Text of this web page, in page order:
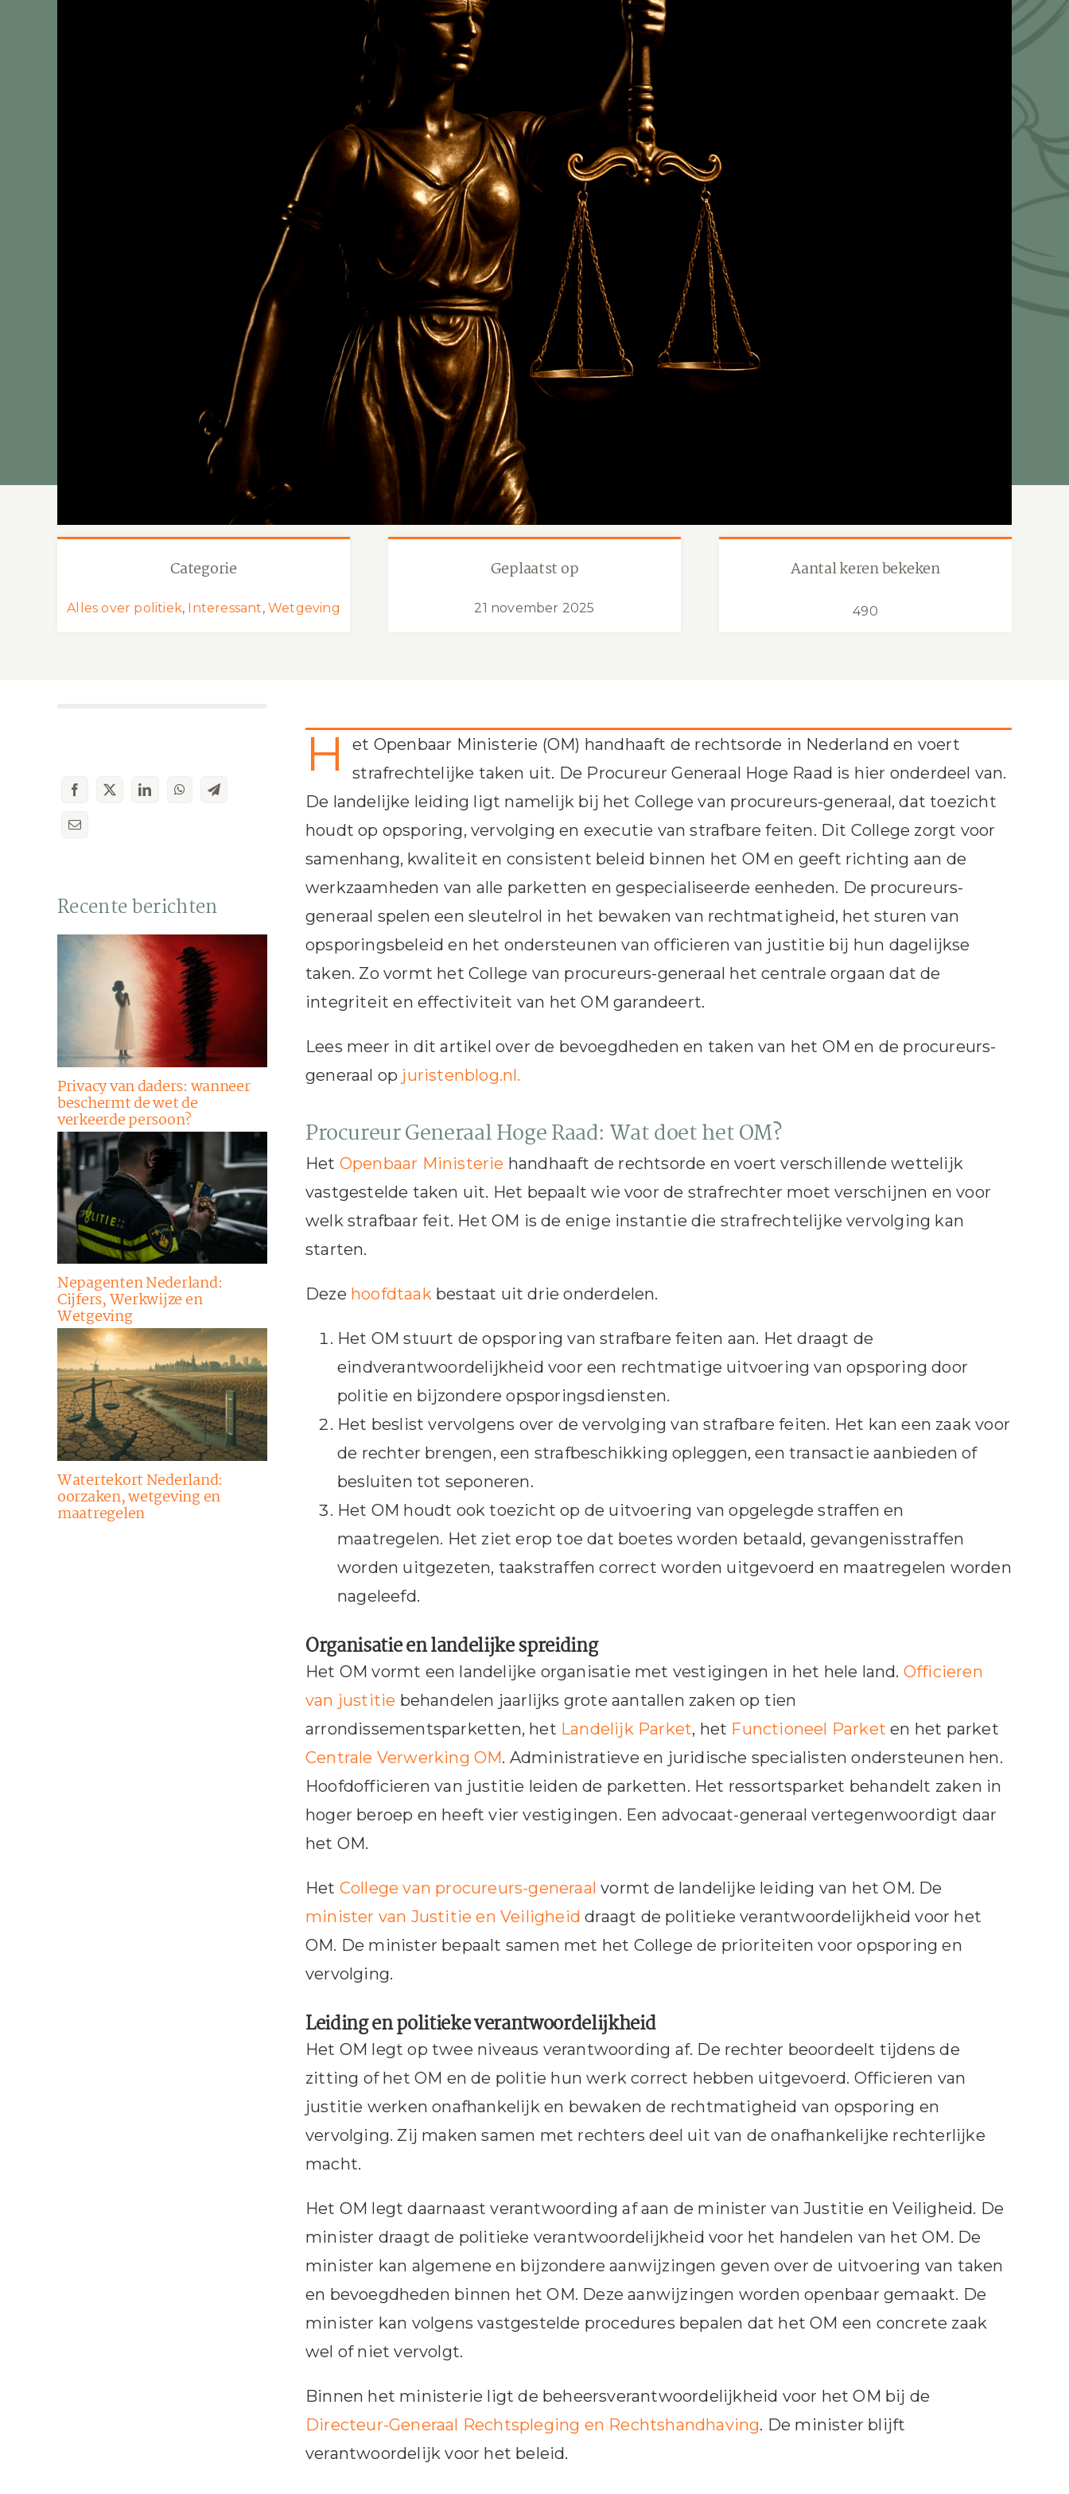
Categorie
Alles over politiek, Interessant, Wetgeving
Geplaatst op
21 november 2025
Aantal keren bekeken
490
Recente berichten
Privacy van daders: wanneer
beschermt de wet de
verkeerde persoon?
Nepagenten Nederland:
Cijfers, Werkwijze en
Wetgeving
Watertekort Nederland:
oorzaken, wetgeving en
maatregelen
H
et Openbaar Ministerie (OM) handhaaft de rechtsorde in Nederland en voert
strafrechtelijke taken uit. De Procureur Generaal Hoge Raad is hier onderdeel van.
De landelijke leiding ligt namelijk bij het College van procureurs-generaal, dat toezicht
houdt op opsporing, vervolging en executie van strafbare feiten. Dit College zorgt voor
samenhang, kwaliteit en consistent beleid binnen het OM en geeft richting aan de
werkzaamheden van alle parketten en gespecialiseerde eenheden. De procureurs-
generaal spelen een sleutelrol in het bewaken van rechtmatigheid, het sturen van
opsporingsbeleid en het ondersteunen van officieren van justitie bij hun dagelijkse
taken. Zo vormt het College van procureurs-generaal het centrale orgaan dat de
integriteit en effectiviteit van het OM garandeert.
Lees meer in dit artikel over de bevoegdheden en taken van het OM en de procureurs-
generaal op juristenblog.nl.
Procureur Generaal Hoge Raad: Wat doet het OM?
Het Openbaar Ministerie handhaaft de rechtsorde en voert verschillende wettelijk
vastgestelde taken uit. Het bepaalt wie voor de strafrechter moet verschijnen en voor
welk strafbaar feit. Het OM is de enige instantie die strafrechtelijke vervolging kan
starten.
Deze hoofdtaak bestaat uit drie onderdelen.
Het OM stuurt de opsporing van strafbare feiten aan. Het draagt de
eindverantwoordelijkheid voor een rechtmatige uitvoering van opsporing door
politie en bijzondere opsporingsdiensten.
Het beslist vervolgens over de vervolging van strafbare feiten. Het kan een zaak voor
de rechter brengen, een strafbeschikking opleggen, een transactie aanbieden of
besluiten tot seponeren.
Het OM houdt ook toezicht op de uitvoering van opgelegde straffen en
maatregelen. Het ziet erop toe dat boetes worden betaald, gevangenisstraffen
worden uitgezeten, taakstraffen correct worden uitgevoerd en maatregelen worden
nageleefd.
Organisatie en landelijke spreiding
Het OM vormt een landelijke organisatie met vestigingen in het hele land. Officieren
van justitie behandelen jaarlijks grote aantallen zaken op tien
arrondissementsparketten, het Landelijk Parket, het Functioneel Parket en het parket
Centrale Verwerking OM. Administratieve en juridische specialisten ondersteunen hen.
Hoofdofficieren van justitie leiden de parketten. Het ressortsparket behandelt zaken in
hoger beroep en heeft vier vestigingen. Een advocaat-generaal vertegenwoordigt daar
het OM.
Het College van procureurs-generaal vormt de landelijke leiding van het OM. De
minister van Justitie en Veiligheid draagt de politieke verantwoordelijkheid voor het
OM. De minister bepaalt samen met het College de prioriteiten voor opsporing en
vervolging.
Leiding en politieke verantwoordelijkheid
Het OM legt op twee niveaus verantwoording af. De rechter beoordeelt tijdens de
zitting of het OM en de politie hun werk correct hebben uitgevoerd. Officieren van
justitie werken onafhankelijk en bewaken de rechtmatigheid van opsporing en
vervolging. Zij maken samen met rechters deel uit van de onafhankelijke rechterlijke
macht.
Het OM legt daarnaast verantwoording af aan de minister van Justitie en Veiligheid. De
minister draagt de politieke verantwoordelijkheid voor het handelen van het OM. De
minister kan algemene en bijzondere aanwijzingen geven over de uitvoering van taken
en bevoegdheden binnen het OM. Deze aanwijzingen worden openbaar gemaakt. De
minister kan volgens vastgestelde procedures bepalen dat het OM een concrete zaak
wel of niet vervolgt.
Binnen het ministerie ligt de beheersverantwoordelijkheid voor het OM bij de
Directeur-Generaal Rechtspleging en Rechtshandhaving. De minister blijft
verantwoordelijk voor het beleid.